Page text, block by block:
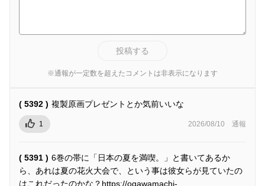
投稿する
※通報が一定数を超えたコメントは非表示になります
( 5392 ) 複製原画プレゼントとか気前いいな
1 2026/08/10 通報
( 5391 ) 6巻の帯に「日本の夏を満喫。」と書いてあるか
ら、あれは夏の花火大会で、という事は彼女らが見ていたの
はこれだったのかな？https://ogawamachi-